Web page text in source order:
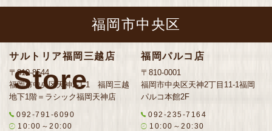
Store
福岡市中央区
サルトリア福岡三越店
〒810-8544
福岡市中央区天神2-1-1 福岡三越
地下1階＝ラシック福岡天神店
092-791-6090
10:00～20:00
福岡パルコ店
〒810-0001
福岡市中央区天神2丁目11-1福岡
パルコ本館2F
092-235-7164
10:00～20:30